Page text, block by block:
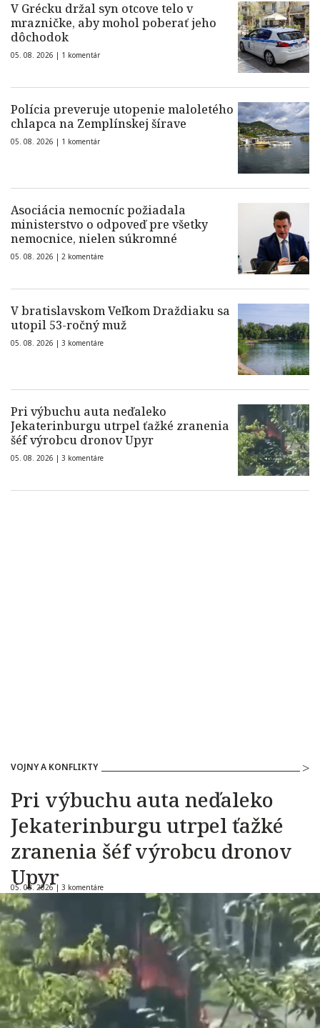
V Grécku držal syn otcove telo v
mrazničke, aby mohol poberať jeho
dôchodok
05. 08. 2026 | 1 komentár
Polícia preveruje utopenie maloletého
chlapca na Zemplínskej šírave
05. 08. 2026 | 1 komentár
Asociácia nemocníc požiadala
ministerstvo o odpoveď pre všetky
nemocnice, nielen súkromné
05. 08. 2026 | 2 komentáre
V bratislavskom Veľkom Draždiaku sa
utopil 53-ročný muž
05. 08. 2026 | 3 komentáre
Pri výbuchu auta neďaleko
Jekaterinburgu utrpel ťažké zranenia
šéf výrobcu dronov Upyr
05. 08. 2026 | 3 komentáre
VOJNY A KONFLIKTY
Pri výbuchu auta neďaleko
Jekaterinburgu utrpel ťažké
zranenia šéf výrobcu dronov
Upyr
05. 08. 2026 | 3 komentáre